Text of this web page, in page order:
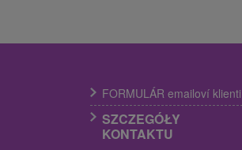
FORMULÁR emailoví klienti
SZCZEGÓŁY
KONTAKTU